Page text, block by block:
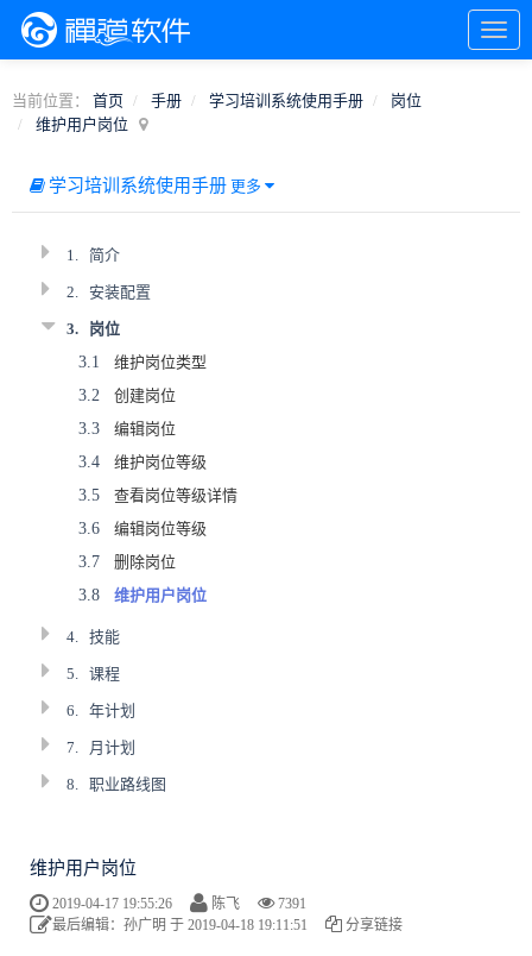
当前位置： 首页 手册 学习培训系统使用手册
岗位
维护用户岗位
学习培训系统使用手册 更多
1. 简介
2. 安装配置
3.
岗位
3.1
维护岗位类型
3.2
创建岗位
3.3
编辑岗位
3.4
维护岗位等级
3.5
查看岗位等级详情
3.6
编辑岗位等级
3.7
删除岗位
3.8
维护用户岗位
4. 技能
5. 课程
6. 年计划
7. 月计划
8. 职业路线图
维护用户岗位
2019-04-17 19:55:26 陈飞
7391
最后编辑：孙广明 于 2019-04-18 19:11:51
分享链接